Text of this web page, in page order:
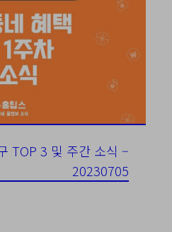
TOP 3 및 주간 소식 –
20230705